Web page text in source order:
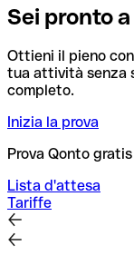
Sei pronto
Ottieni il pieno
tua attività senza
completo.
Inizia la prova
Prova Qonto
Lista d'attesa
Tariffe